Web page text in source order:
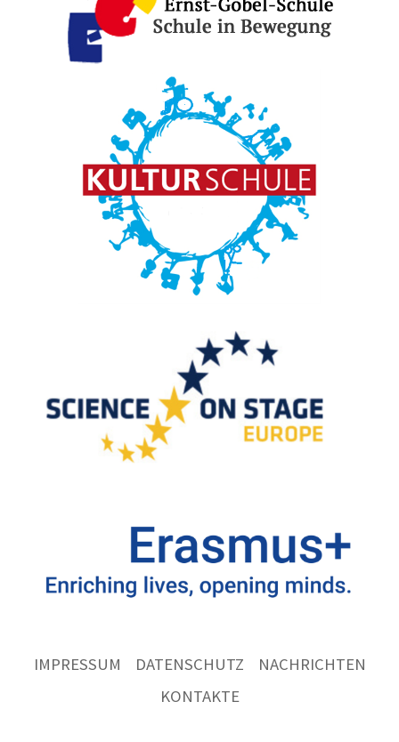
IMPRESSUM DATENSCHUTZ
NACHRICHTEN
KONTAKTE